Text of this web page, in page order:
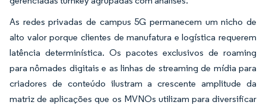
As redes privadas de campus 5G permanecem um nicho de
alto valor porque clientes de manufatura e logística requerem
latência determinística. Os pacotes exclusivos de roaming
para nômades digitais e as linhas de streaming de mídia para
criadores de conteúdo ilustram a crescente amplitude da
matriz de aplicações que os MVNOs utilizam para diversificar